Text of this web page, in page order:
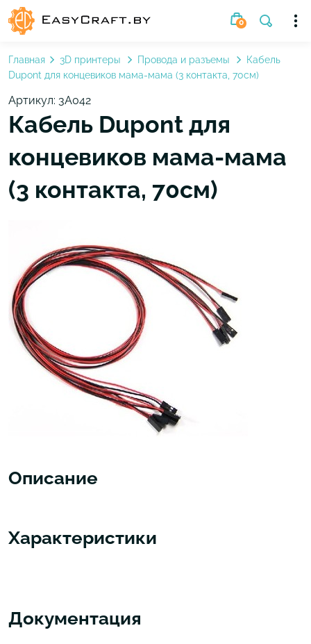
0
Главная 3D принтеры Провода и разъемы
Кабель
Dupont для концевиков мама-мама (3 контакта, 70см)
Артикул: 3A042
Кабель Dupont для
концевиков мама-мама
(3 контакта, 70см)
Описание
Характеристики
Документация